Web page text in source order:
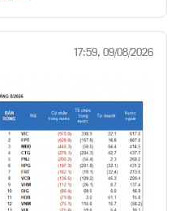
17:59, 09/08/2026